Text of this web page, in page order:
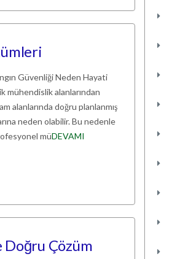
Güvenliği Neden Hayati
mühendislik alanlarından
alanlarında doğru planlanmış
neden olabilir. Bu nedenle
müDEVAMI
Doğru Çözüm